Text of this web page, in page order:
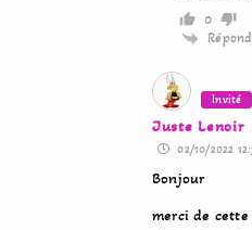
0
Invité
Juste Lenoir
02/10/2022
Bonjour
merci de cette